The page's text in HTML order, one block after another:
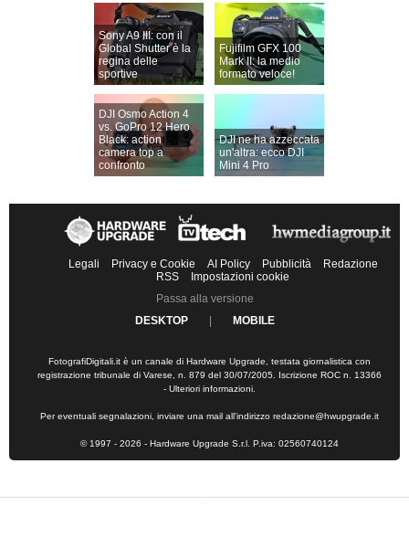
Sony A9 III: con il
Global Shutter è la
regina delle
sportive
Fujifilm GFX 100
Mark II: la medio
formato veloce!
DJI Osmo Action 4
vs. GoPro 12 Hero
Black: action
camera top a
confronto
DJI ne ha azzeccata
un'altra: ecco DJI
Mini 4 Pro
Legali Privacy e Cookie AI Policy Pubblicità
Redazione
RSS
Impostazioni cookie
Passa alla versione
DESKTOP
| MOBILE
FotografiDigitali.it è un canale di Hardware Upgrade, testata giornalistica con
registrazione tribunale di Varese, n. 879 del 30/07/2005. Iscrizione ROC n. 13366
- Ulteriori informazioni.
Per eventuali segnalazioni, inviare una mail all'indirizzo redazione@hwupgrade.it
© 1997 - 2026 - Hardware Upgrade S.r.l. P.iva: 02560740124